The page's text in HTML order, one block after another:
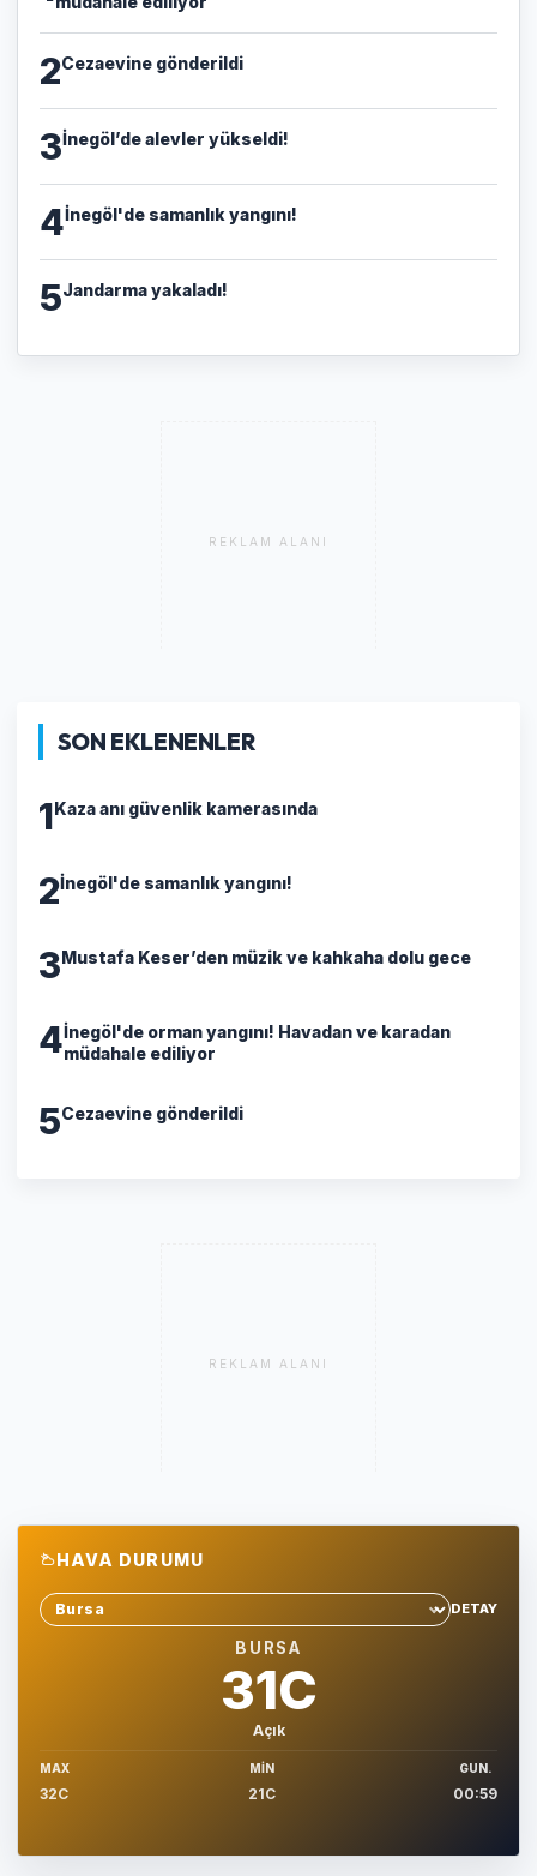
2Cezaevine gönderildi
3İnegöl’de alevler yükseldi!
4İnegöl'de samanlık yangını!
5Jandarma yakaladı!
REKLAM ALANI
SON EKLENENLER
1Kaza anı güvenlik kamerasında
2İnegöl'de samanlık yangını!
3Mustafa Keser’den müzik ve kahkaha dolu gece
4İnegöl'de orman yangını! Havadan ve karadan
müdahale ediliyor
5Cezaevine gönderildi
REKLAM ALANI
HAVA DURUMU
Sehir sec
DETAY
BURSA
31C
Açık
MAX
32C
MIN
21C
GUN.
00:59